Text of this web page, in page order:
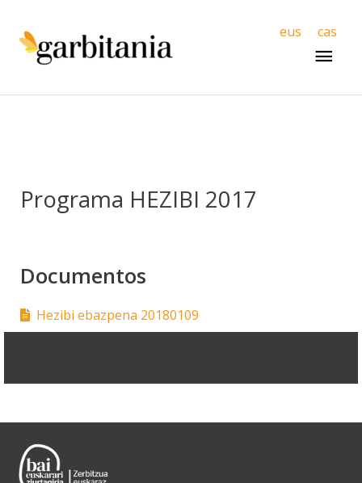
eus cas
Programa HEZIBI 2017
Documentos
Hezibi ebazpena 20180109